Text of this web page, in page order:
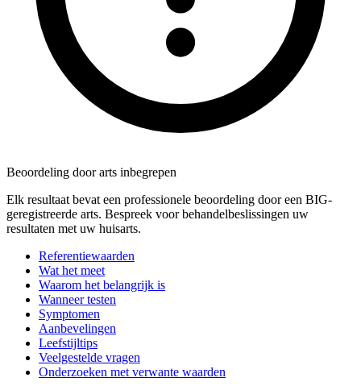
Beoordeling door arts inbegrepen
Elk resultaat bevat een professionele beoordeling door een BIG-
geregistreerde arts. Bespreek voor behandelbeslissingen uw
resultaten met uw huisarts.
Referentiewaarden
Wat het meet
Waarom het belangrijk is
Wanneer testen
Symptomen
Aanbevelingen
Leefstijltips
Veelgestelde vragen
Onderzoeken met verwante waarden